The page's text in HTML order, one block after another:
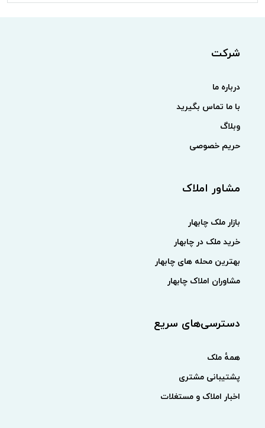
شرکت
درباره ما
با ما تماس بگیرید
وبلاگ
حریم خصوصی
مشاور املاک
بازار ملک چابهار
خرید ملک در چابهار
بهترین محله های چابهار
مشاوران املاک چابهار
دسترسی‌های سریع
همهٔ ملک
پشتیبانی مشتری
اخبار املاک و مستغلات